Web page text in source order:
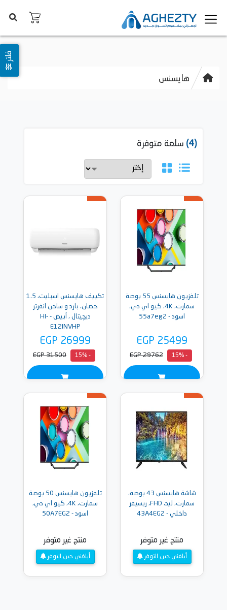
هايسنس
فلتر
(4) سلعة متوفرة
تلفزيون هايسنس 55 بوصة
سمارت، 4K، كيو اي دي،
اسود - 55a7eg2
EGP 25499
- 15%
EGP 29762
تكييف هايسنس اسبليت، 1.5
حصان، بارد و ساخن انفرتر
ديچيتال ، أبيض - HI-
E12INVHP
EGP 26999
- 15%
EGP 31500
شاشة هايسنس 43 بوصة،
سمارت، ليد، FHD، ريسيفر
داخلي - 43A4EG2
منتج غير متوفر
أبلغني حين التوفر
تلفزيون هايسنس 50 بوصة
سمارت، 4K، كيو اي دي،
اسود - 50A7EG2
منتج غير متوفر
أبلغني حين التوفر